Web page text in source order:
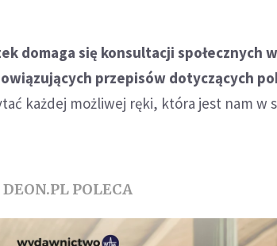
domaga się konsultacji społecznych
przepisów dotyczących
każdej możliwej ręki, która jest nam w
DEON.PL POLECA